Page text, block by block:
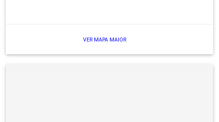
VER MAPA MAIOR